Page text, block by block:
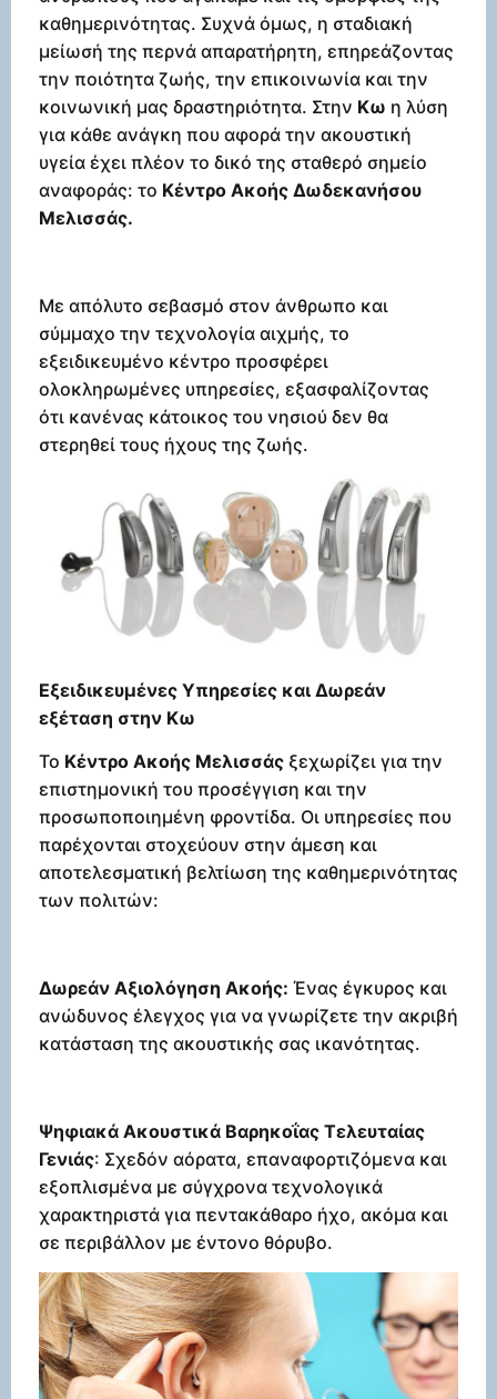
καθημερινότητας. Συχνά όμως, η σταδιακή
μείωσή της περνά απαρατήρητη, επηρεάζοντας
την ποιότητα ζωής, την επικοινωνία και την
κοινωνική μας δραστηριότητα. Στην Κω η λύση
για κάθε ανάγκη που αφορά την ακουστική
υγεία έχει πλέον το δικό της σταθερό σημείο
αναφοράς: το Κέντρο Ακοής Δωδεκανήσου
Μελισσάς.
Με απόλυτο σεβασμό στον άνθρωπο και
σύμμαχο την τεχνολογία αιχμής, το
εξειδικευμένο κέντρο προσφέρει
ολοκληρωμένες υπηρεσίες, εξασφαλίζοντας
ότι κανένας κάτοικος του νησιού δεν θα
στερηθεί τους ήχους της ζωής.
Εξειδικευμένες Υπηρεσίες και Δωρεάν
εξέταση στην Κω
Το Κέντρο Ακοής Μελισσάς ξεχωρίζει για την
επιστημονική του προσέγγιση και την
προσωποποιημένη φροντίδα. Οι υπηρεσίες που
παρέχονται στοχεύουν στην άμεση και
αποτελεσματική βελτίωση της καθημερινότητας
των πολιτών:
Δωρεάν Αξιολόγηση Ακοής: Ένας έγκυρος και
ανώδυνος έλεγχος για να γνωρίζετε την ακριβή
κατάσταση της ακουστικής σας ικανότητας.
Ψηφιακά Ακουστικά Βαρηκοΐας Τελευταίας
Γενιάς: Σχεδόν αόρατα, επαναφορτιζόμενα και
εξοπλισμένα με σύγχρονα τεχνολογικά
χαρακτηριστά για πεντακάθαρο ήχο, ακόμα και
σε περιβάλλον με έντονο θόρυβο.